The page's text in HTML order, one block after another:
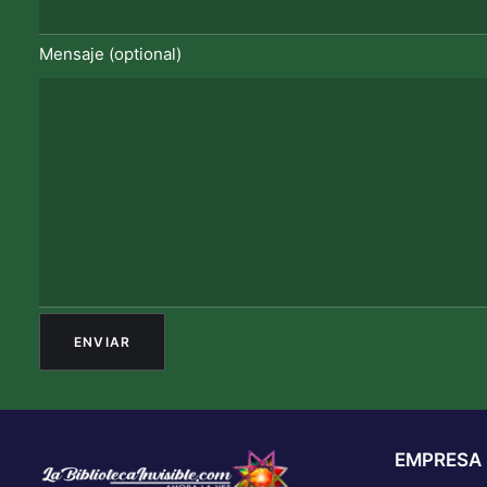
Mensaje (optional)
EMPRESA